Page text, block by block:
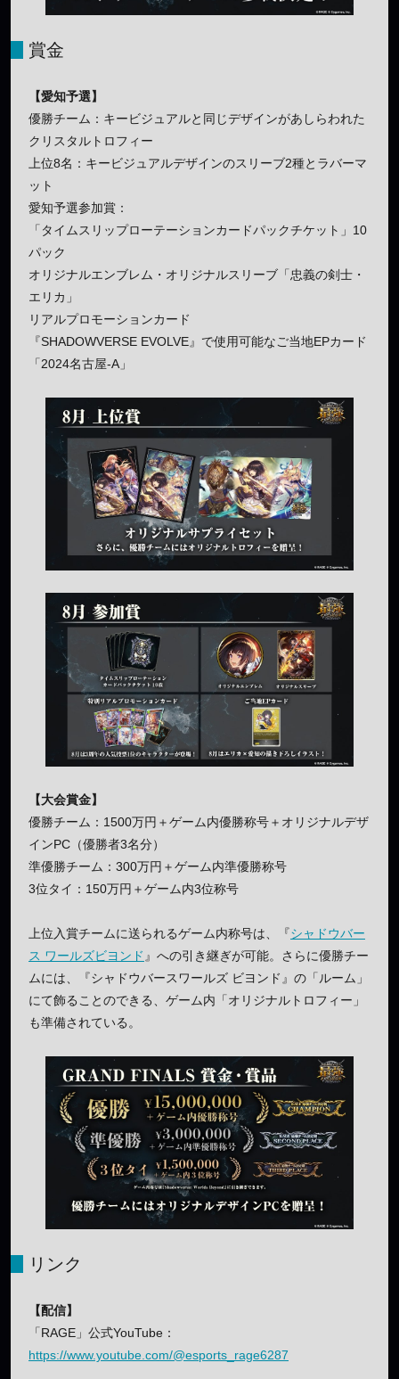
賞金
【愛知予選】
優勝チーム：キービジュアルと同じデザインがあしらわれた
クリスタルトロフィー
上位8名：キービジュアルデザインのスリーブ2種とラバーマ
ット
愛知予選参加賞：
「タイムスリップローテーションカードパックチケット」10
パック
オリジナルエンブレム・オリジナルスリーブ「忠義の剣士・
エリカ」
リアルプロモーションカード
『SHADOWVERSE EVOLVE』で使用可能なご当地EPカード
「2024名古屋-A」
【大会賞金】
優勝チーム：1500万円＋ゲーム内優勝称号＋オリジナルデザ
インPC（優勝者3名分）
準優勝チーム：300万円＋ゲーム内準優勝称号
3位タイ：150万円＋ゲーム内3位称号
上位入賞チームに送られるゲーム内称号は、『シャドウバー
ス ワールズビヨンド 』への引き継ぎが可能。さらに優勝チー
ムには、『シャドウバースワールズ ビヨンド』の「ルーム」
にて飾ることのできる、ゲーム内「オリジナルトロフィー」
も準備されている。
リンク
【配信】
「RAGE」公式YouTube：
https://www.youtube.com/@esports_rage6287